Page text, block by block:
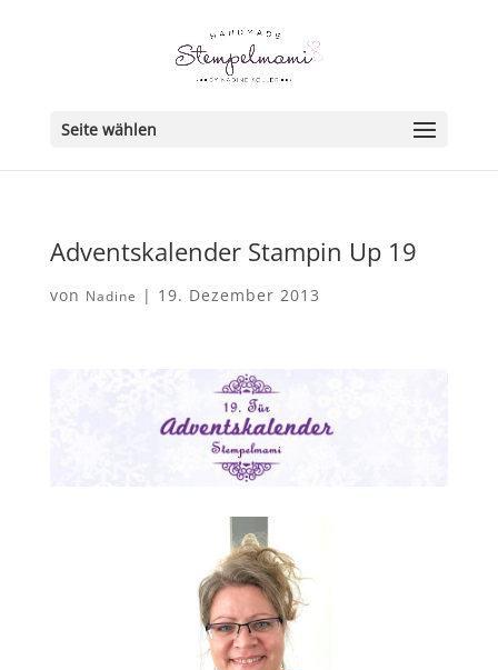
Seite wählen
Adventskalender Stampin Up 19
von Nadine | 19. Dezember 2013